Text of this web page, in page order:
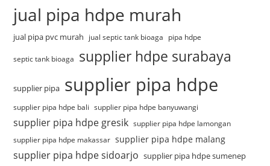
jual pipa hdpe murah
jual pipa pvc murah jual septic tank bioaga pipa hdpe
septic tank bioaga supplier hdpe surabaya
supplier pipa supplier pipa hdpe
supplier pipa hdpe bali supplier pipa hdpe banyuwangi
supplier pipa hdpe gresik supplier pipa hdpe lamongan
supplier pipa hdpe makassar supplier pipa hdpe malang
supplier pipa hdpe sidoarjo supplier pipa hdpe sumenep